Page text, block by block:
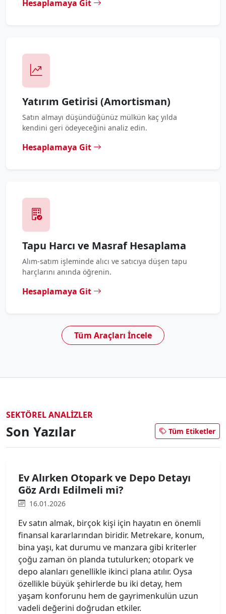
Hesaplamaya Git
Yatırım Getirisi (Amortisman)
Satın almayı düşündüğünüz mülkün kaç yılda
kendini geri ödeyeceğini analiz edin.
Hesaplamaya Git
Tapu Harcı ve Masraf Hesaplama
Alım-satım işleminde alıcı ve satıcıya düşen tapu
harçlarını anında öğrenin.
Hesaplamaya Git
Tüm Araçları İncele
SEKTÖREL ANALIZLER
Son Yazılar Tüm Etiketler
Ev Alırken Otopark ve Depo Detayı
Göz Ardı Edilmeli mi?
16.01.2026
Ev satın almak, birçok kişi için hayatın en önemli
finansal kararlarından biridir. Metrekare, konum,
bina yaşı, kat durumu ve manzara gibi kriterler
çoğu zaman ön planda tutulurken; otopark ve
depo alanları genellikle ikinci plana atılır. Oysa
özellikle büyük şehirlerde bu iki detay, hem
yaşam konforunu hem de gayrimenkulün uzun
vadeli değerini doğrudan etkiler.